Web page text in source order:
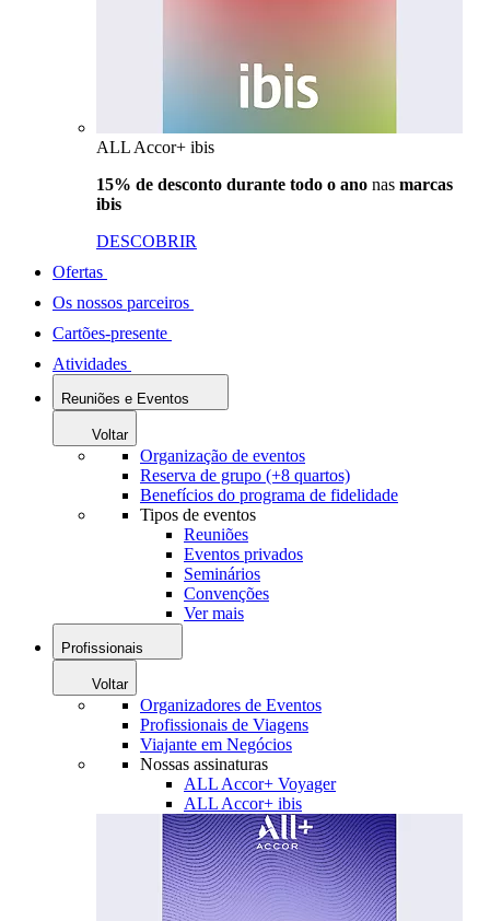
ALL Accor+ ibis
15% de desconto durante todo o ano nas marcas
ibis
DESCOBRIR
Ofertas
Os nossos parceiros
Cartões-presente
Atividades
Reuniões e Eventos
Voltar
Organização de eventos
Reserva de grupo (+8 quartos)
Benefícios do programa de fidelidade
Tipos de eventos
Reuniões
Eventos privados
Seminários
Convenções
Ver mais
Profissionais
Voltar
Organizadores de Eventos
Profissionais de Viagens
Viajante em Negócios
Nossas assinaturas
ALL Accor+ Voyager
ALL Accor+ ibis